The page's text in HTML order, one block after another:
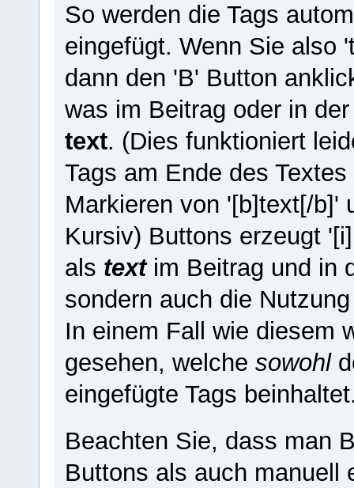
So werden die Tags
eingefügt. Wenn Sie also
dann den 'B' Button
was im Beitrag oder in
text. (Dies funktioniert
Tags am Ende des
Markieren von '[b]text[/b]'
Kursiv) Buttons erzeugt
als textim Beitrag und in
sondern auch die
In einem Fall wie diesem
gesehen, welche sowohl
eingefügte Tags
Beachten Sie, dass man
Buttons als auch manuell